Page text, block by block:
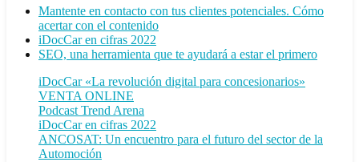
Mantente en contacto con tus clientes potenciales. Cómo
acertar con el contenido
iDocCar en cifras 2022
SEO, una herramienta que te ayudará a estar el primero
iDocCar «La revolución digital para concesionarios»
VENTA ONLINE
Podcast Trend Arena
iDocCar en cifras 2022
ANCOSAT: Un encuentro para el futuro del sector de la
Automoción